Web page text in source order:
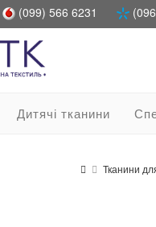
(099) 566 6231
Дитячі тканини
Тканини